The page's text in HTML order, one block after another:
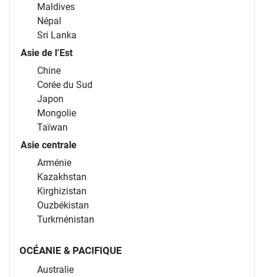
Maldives
Népal
Sri Lanka
Asie de l’Est
Chine
Corée du Sud
Japon
Mongolie
Taïwan
Asie centrale
Arménie
Kazakhstan
Kirghizistan
Ouzbékistan
Turkménistan
OCÉANIE & PACIFIQUE
Australie